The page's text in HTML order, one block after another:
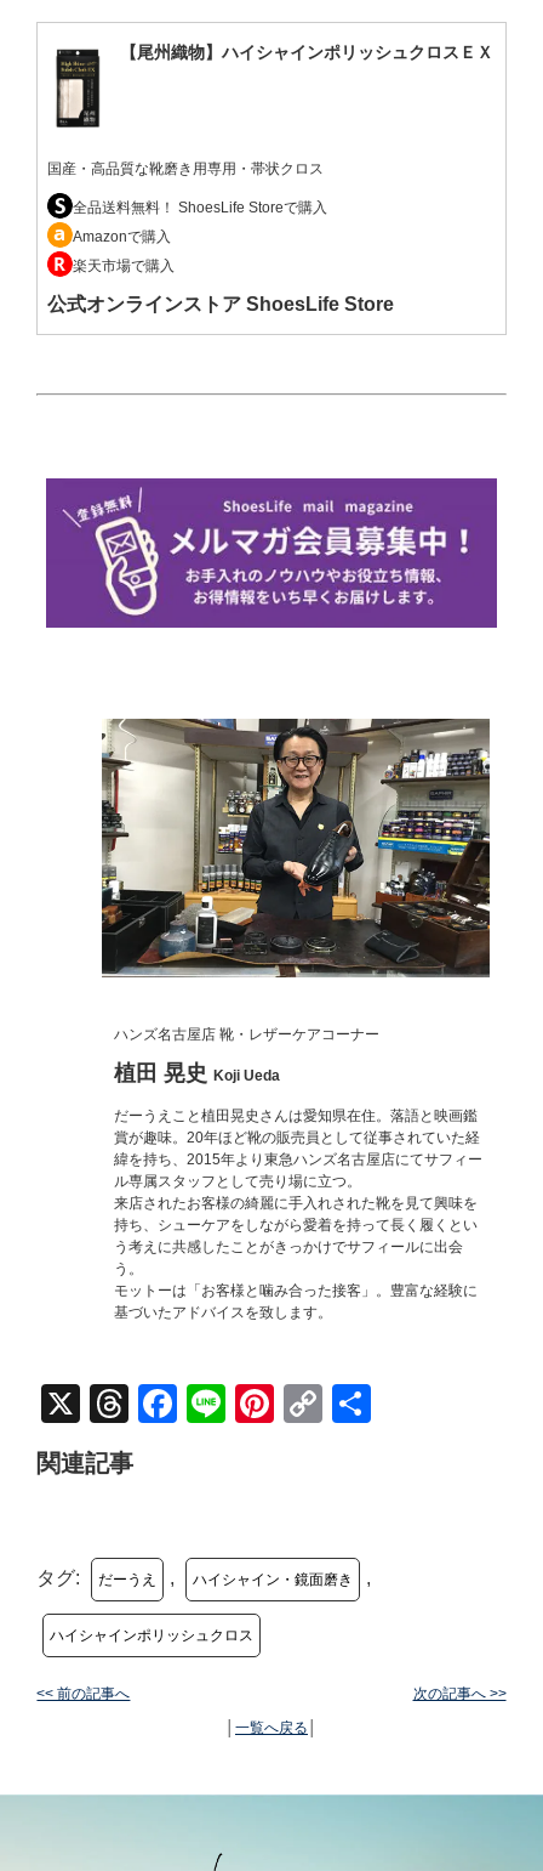
【尾州織物】ハイシャインポリッシュクロスＥＸ
国産・高品質な靴磨き用専用・帯状クロス
全品送料無料！ ShoesLife Storeで購入
Amazonで購入
楽天市場で購入
公式オンラインストア ShoesLife Store
ハンズ名古屋店 靴・レザーケアコーナー
植田 晃史 Koji Ueda
だーうえこと植田晃史さんは愛知県在住。落語と映画鑑
賞が趣味。20年ほど靴の販売員として従事されていた経
緯を持ち、2015年より東急ハンズ名古屋店にてサフィー
ル専属スタッフとして売り場に立つ。
来店されたお客様の綺麗に手入れされた靴を見て興味を
持ち、シューケアをしながら愛着を持って長く履くとい
う考えに共感したことがきっかけでサフィールに出会
う。
モットーは「お客様と噛み合った接客」。豊富な経験に
基づいたアドバイスを致します。
X Threads
Facebook
LinePinterest
Copy
関連記事
タグ: だーうえ , ハイシャイン・鏡面磨き ,
ハイシャインポリッシュクロス
<< 前の記事へ
次の記事へ >>
一覧へ戻る